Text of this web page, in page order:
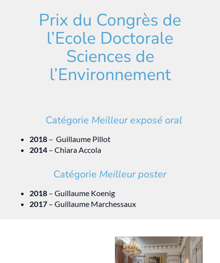
Prix du Congrès de
l’Ecole Doctorale
Sciences de
l’Environnement
Catégorie Meilleur exposé oral
2018 – Guillaume Pillot
2014 – Chiara Accola
Catégorie Meilleur poster
2018 – Guillaume Koenig
2017 – Guillaume Marchessaux